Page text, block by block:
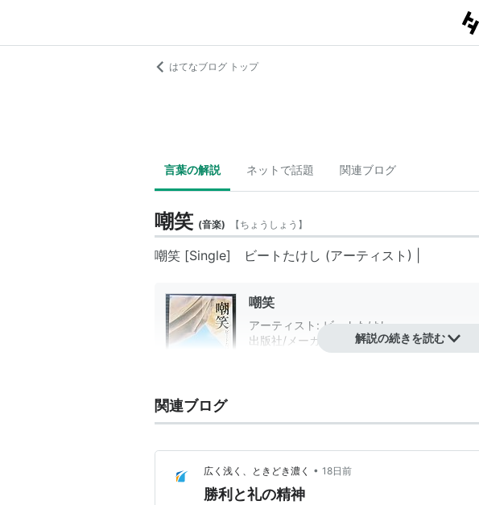
はてなブログ トップ
言葉の解説 ネットで話題 関連ブログ
嘲笑 (音楽) 【ちょうしょう 】
嘲笑 [Single] ビートたけし (アーティスト) |
嘲笑
アーティスト: ビートたけし
出版社/メーカー:
ビクターエンタテインメント
1993/06/23
解説の続きを読む
関連ブログ
広く浅く、ときどき濃く • 18日前
勝利と礼の精神